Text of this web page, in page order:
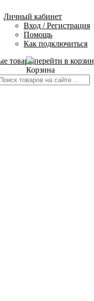
Личный кабинет
Вход / Регистрация
Помощь
Как подключиться
Корзина